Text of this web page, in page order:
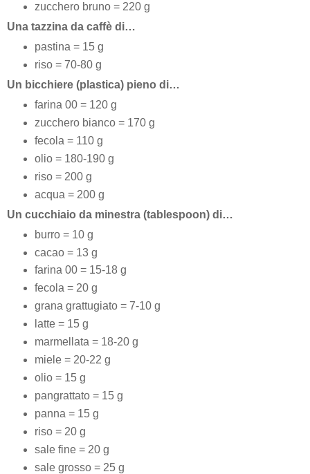
zucchero bruno = 220 g
Una tazzina da caffè di…
pastina = 15 g
riso = 70-80 g
Un bicchiere (plastica) pieno di…
farina 00 = 120 g
zucchero bianco = 170 g
fecola = 110 g
olio = 180-190 g
riso = 200 g
acqua = 200 g
Un cucchiaio da minestra (tablespoon) di…
burro = 10 g
cacao = 13 g
farina 00 = 15-18 g
fecola = 20 g
grana grattugiato = 7-10 g
latte = 15 g
marmellata = 18-20 g
miele = 20-22 g
olio = 15 g
pangrattato = 15 g
panna = 15 g
riso = 20 g
sale fine = 20 g
sale grosso = 25 g